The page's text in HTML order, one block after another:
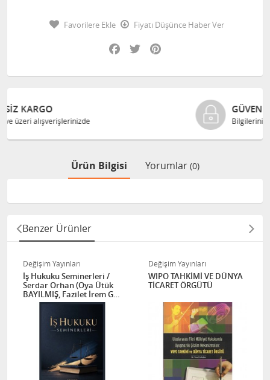
Favorilere Ekle
Fiyatı Düşünce Haber Ver
Facebook
Twitter
Bilgileriniz 128 Bit SSL ile güvende
Ürün Bilgisi Yorumlar (0)
Benzer Ürünler
Değişim Yayınları
İş Hukuku Seminerleri /
Serdar Orhan (Oya Ütük
BAYILMIŞ, Fazilet İrem Gür
Yiğit, Meryem Semanur
Berkan KOLAY)
Değişim Yayınları
WIPO TAHKİMİ VE DÜNYA
TİCARET ÖRGÜTÜ